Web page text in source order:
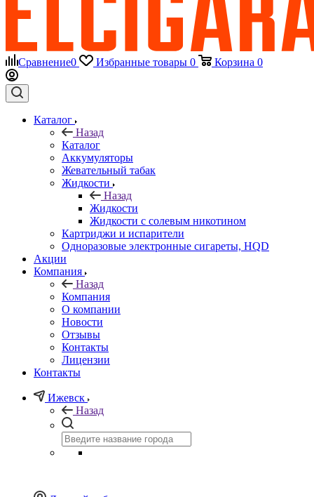
Сравнение0 Избранные товары 0 Корзина 0
Каталог
Назад
Каталог
Аккумуляторы
Жевательный табак
Жидкости
Назад
Жидкости
Жидкости с солевым никотином
Картриджи и испарители
Одноразовые электронные сигареты, HQD
Акции
Компания
Назад
Компания
О компании
Новости
Отзывы
Контакты
Лицензии
Контакты
Ижевск
Назад